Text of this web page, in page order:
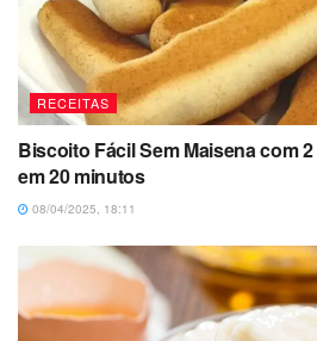
RECEITAS
Biscoito Fácil Sem Maisena com
em 20 minutos
08/04/2025, 18:11